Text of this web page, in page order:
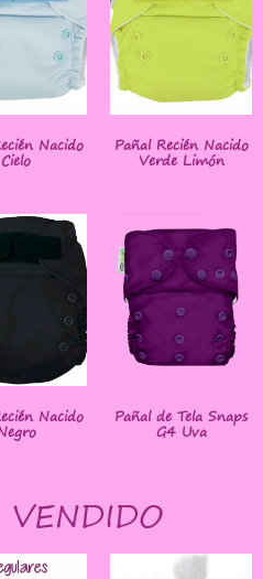
Nacido
Cielo
Pañal Recién Nacido
Verde Limón
Nacido Pañal de Tela Snaps
G4 Uva